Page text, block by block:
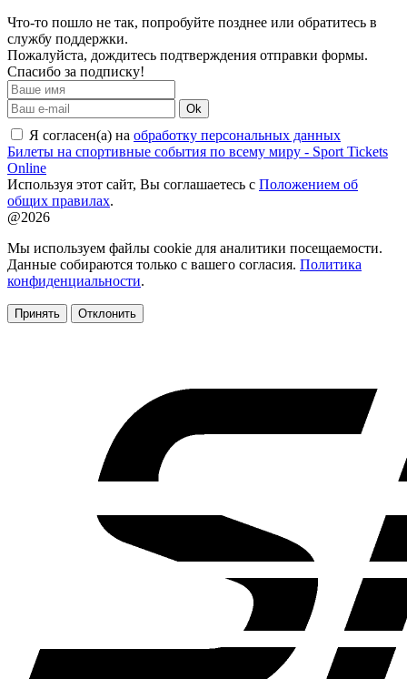
Что-то пошло не так, попробуйте позднее или обратитесь в
службу поддержки.
Пожалуйста, дождитесь подтверждения отправки формы.
Спасибо за подписку!
Ok
Я согласен(а) на обработку персональных данных
Билеты на спортивные события по всему миру - Sport Tickets
Online
Используя этот сайт, Вы соглашаетесь с Положением об
общих правилах.
@2026
Мы используем файлы cookie для аналитики посещаемости.
Данные собираются только с вашего согласия. Политика
конфиденциальности.
Принять Отклонить